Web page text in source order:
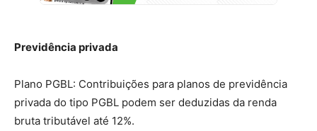
Previdência privada
Plano PGBL: Contribuições para planos de previdência
privada do tipo PGBL podem ser deduzidas da renda
bruta tributável até 12%.